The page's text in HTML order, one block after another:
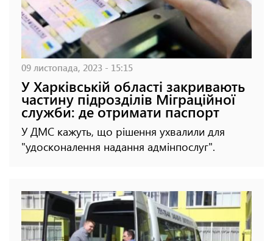
09 листопада, 2023 - 15:15
У Харківській області закривають
частину підрозділів Міграційної
служби: де отримати паспорт
У ДМС кажуть, що рішення ухвалили для
"удосконалення надання адмінпослуг".